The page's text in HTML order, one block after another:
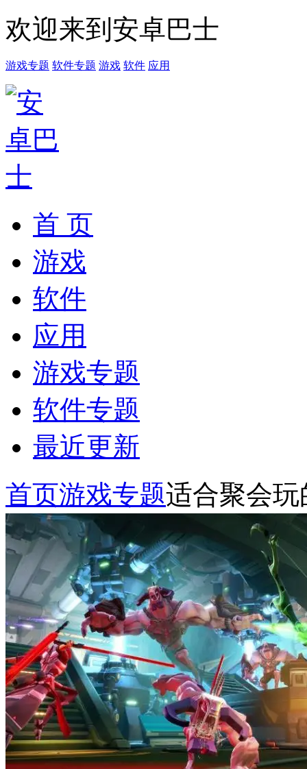
欢迎来到安卓巴士
游戏专题 软件专题 游戏 软件 应用
首 页
游戏
软件
应用
游戏专题
软件专题
最近更新
首页游戏专题适合聚会玩